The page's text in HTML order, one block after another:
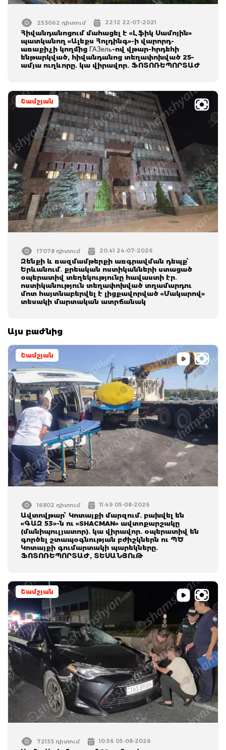
253062 դիտում 22:12 22-07-2021
Հիվանդանոցում մահացել է «Լֆիկ Սամոյին»
պատկանող «Ալեքս Հոլդինգ»-ի վարորդ-
առաքիչի կողմից ГАЗель-ով վթար-հրդեհի
ենթարկված, հիվանդանոց տեղափոխված 25–
ամյա ուղևորը. կա վիրավոր. ՖՈՏՈՌԵՊՈՐՏԱԺ
Շամշյան
17078 դիտում 20:41 24-07-2026
Զենքի և ռազմամթերքի առգրավման դեպք՝
Երևանում․ քրեական ոստիկանների ստացած
օպերատիվ տեղեկությունը հավաստի էր․
ոստիկանություն տեղափոխված տղամարդու
մոտ հայտնաբերվել է լիցքավորված «Մակարով»
տեսակի մարտական ատրճանակ
Այս բաժնից
Շամշյան
16802 դիտում 11:49 05-08-2026
Ավտովթար՝ Կոտայքի մարզում. բախվել են
«ԳԱԶ 53»-ն ու «SHACMAN» ավտոքարշակը
(մանիպուլյատոր). կա վիրավոր. օպերատիվ են
գործել շտապօգնության բժիշկներն ու ՊԾ
Կոտայքի գումարտակի պարեկները.
ՖՈՏՈՌԵՊՈՐՏԱԺ, ՏԵՍԱՆՅՈւԹ
Շամշյան
72133 դիտում 10:56 05-08-2026